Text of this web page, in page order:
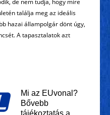
de nem tudja, hogy mire
találja meg az ideális
hazai állampolgár dönt úgy,
A tapasztalatok azt
Mi az EUvonal?
Bővebb